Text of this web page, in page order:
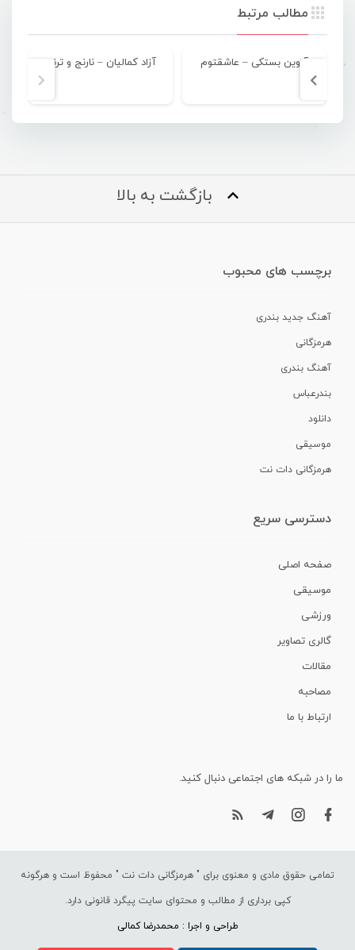
مطالب مرتبط
آروین بستکی – عاشقتوم آزاد کمالیان – نارنج و ترنج
بازگشت به بالا
برچسب های محبوب
آهنگ جدید بندری
هرمزگانی
آهنگ بندری
بندرعباس
دانلود
موسیقی
هرمزگانی دات نت
دسترسی سریع
صفحه اصلی
موسیقی
ورزشی
گالری تصاویر
مقالات
مصاحبه
ارتباط با ما
ما را در شبکه های اجتماعی دنبال کنید.
تمامی حقوق مادی و معنوی برای " هرمزگانی دات نت " محفوظ است و هرگونه
کپی برداری از مطالب و محتوای سایت پیگرد قانونی دارد.
طراحی و اجرا : محمدرضا کمالی